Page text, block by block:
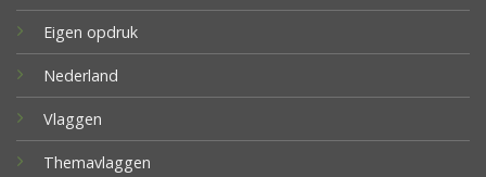
Eigen opdruk
Nederland
Vlaggen
Themavlaggen